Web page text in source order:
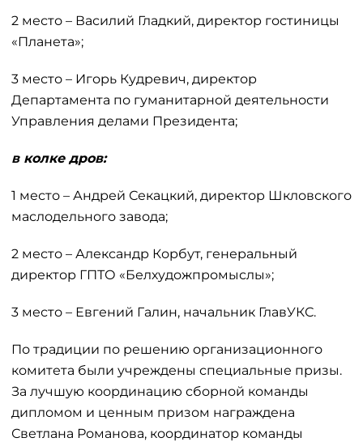
2 место – Василий Гладкий, директор гостиницы
«Планета»;
3 место – Игорь Кудревич, директор
Департамента по гуманитарной деятельности
Управления делами Президента;
в колке дров:
1 место – Андрей Секацкий, директор Шкловского
маслодельного завода;
2 место – Александр Корбут, генеральный
директор ГПТО «Белхудожпромыслы»;
3 место – Евгений Галин, начальник ГлавУКС.
По традиции по решению организационного
комитета были учреждены специальные призы.
За лучшую координацию сборной команды
дипломом и ценным призом награждена
Светлана Романова, координатор команды